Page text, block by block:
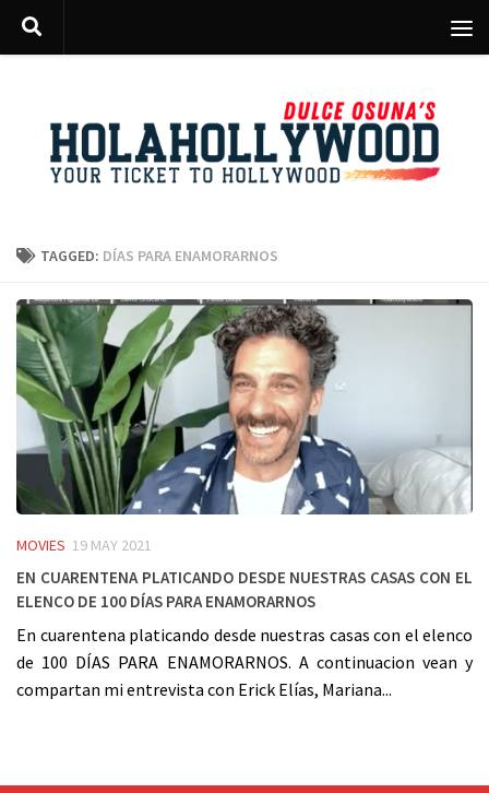
Skip to content
TAGGED: DÍAS PARA ENAMORARNOS
MOVIES 19 MAY 2021
En cuarentena platicando desde nuestras casas con el
elenco de 100 DÍAS PARA ENAMORARNOS
En cuarentena platicando desde nuestras casas con el elenco
de 100 DÍAS PARA ENAMORARNOS. A continuacion vean y
compartan mi entrevista con Erick Elías, Mariana...